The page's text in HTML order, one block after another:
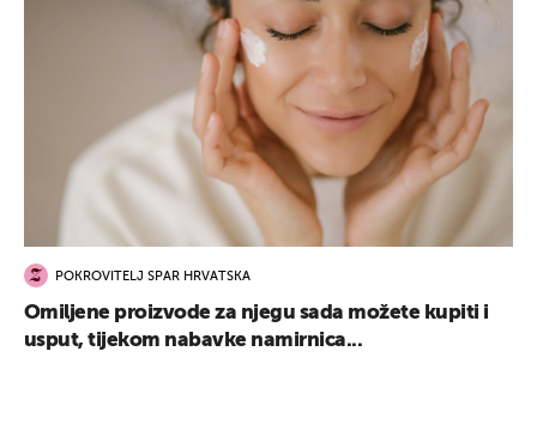
POKROVITELJ SPAR HRVATSKA
Omiljene proizvode za njegu sada možete kupiti i
usput, tijekom nabavke namirnica...